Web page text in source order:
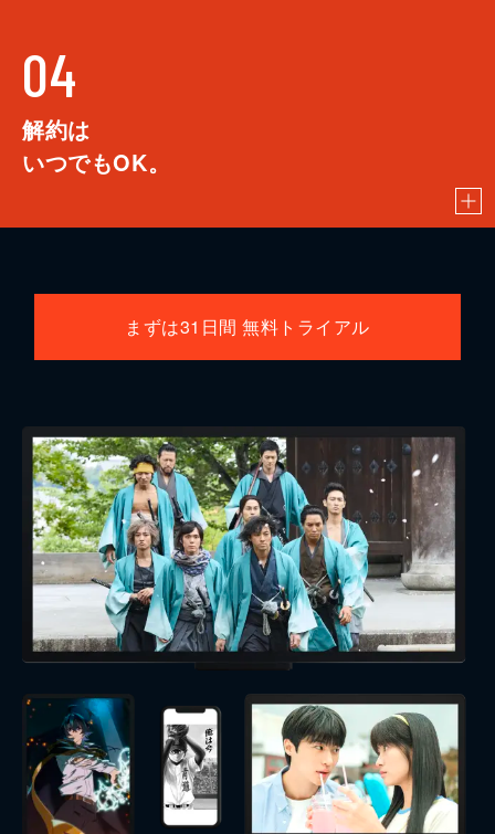
04
解約は
いつでもOK。
まずは31日間 無料トライアル